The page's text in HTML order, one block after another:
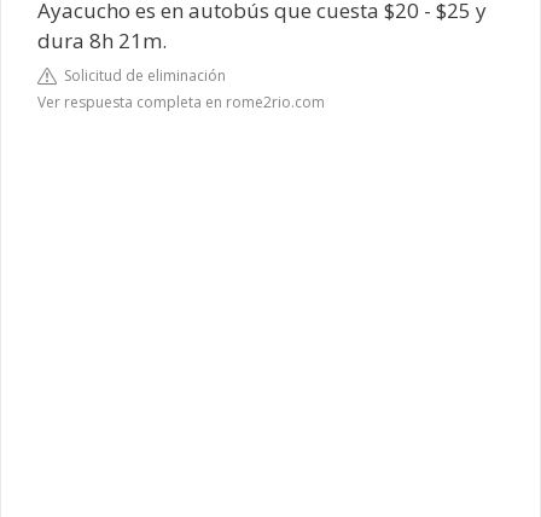
Ayacucho es en autobús que cuesta $20 - $25 y
dura 8h 21m.
Solicitud de eliminación
Ver respuesta completa en rome2rio.com